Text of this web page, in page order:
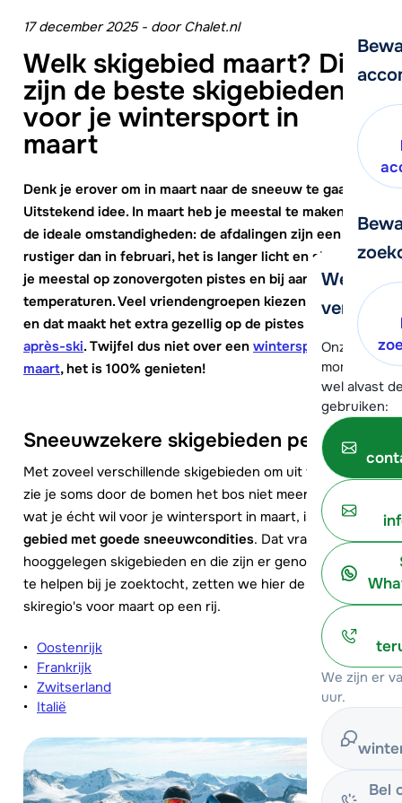
We
verder!
Onze
moment
wel alvast
gebruiken:
We zijn er
uur.
Bel
17 december 2025 - doorChalet.nl
Welk skigebied maart? Dit
zijn de beste skigebieden
voor je wintersport in
maart
Denk je erover om in maart naar de sneeuw te gaan?
Uitstekend idee. In maart heb je meestal te maken met
de ideale omstandigheden: de afdalingen zijn een stuk
rustiger dan in februari, het is langer licht en skiën doe
je meestal op zonovergoten pistes en bij aangename
temperaturen. Veel vriendengroepen kiezen voor maart
en dat maakt het extra gezellig op de pistes en in de
après-ski. Twijfel dus niet over een wintersport in
maart, het is 100% genieten!
Sneeuwzekere skigebieden per land
Met zoveel verschillende skigebieden om uit te kiezen,
zie je soms door de bomen het bos niet meer. Het enige
wat je écht wil voor je wintersport in maart, is een
gebied met goede sneeuwcondities. Dat vraagt om
hooggelegen skigebieden en die zijn er genoeg. Om je
te helpen bij je zoektocht, zetten we hier de beste
skiregio's voor maart op een rij.
Oostenrijk
Frankrijk
Zwitserland
Italië